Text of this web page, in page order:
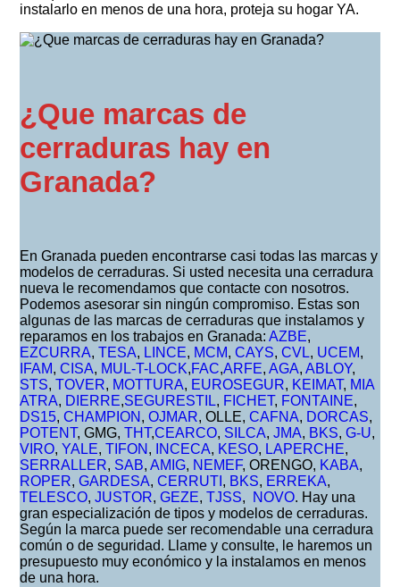
instalarlo en menos de una hora, proteja su hogar YA.
¿Que marcas de
cerraduras hay en
Granada?
En Granada pueden encontrarse casi todas las marcas y
modelos de cerraduras. Si usted necesita una cerradura
nueva le recomendamos que contacte con nosotros.
Podemos asesorar sin ningún compromiso. Estas son
algunas de las marcas de cerraduras que instalamos y
reparamos en los trabajos en Granada:AZBE,
EZCURRA,TESA, LINCE, MCM,CAYS,CVL, UCEM,
IFAM,CISA, MUL-T-LOCK,FAC,ARFE,AGA,ABLOY,
STS,TOVER, MOTTURA, EUROSEGUR, KEIMAT, MIA
ATRA, DIERRE,SEGURESTIL, FICHET, FONTAINE,
DS15,CHAMPION ,OJMAR, OLLE,CAFNA, DORCAS,
POTENT, GMG,THT,CEARCO, SILCA,JMA, BKS,G-U,
VIRO,YALE,TIFON , INCECA, KESO, LAPERCHE,
SERRALLER, SAB,AMIG, NEMEF, ORENGO, KABA,
ROPER,GARDESA,CERRUTI , BKS, ERREKA,
TELESCO,JUSTOR,GEZE,TJSS, NOVO. Hay una
gran especialización de tipos y modelos de cerraduras.
Según la marca puede ser recomendable una cerradura
común o de seguridad. Llame y consulte, le haremos un
presupuesto muy económico y la instalamos en menos
de una hora.